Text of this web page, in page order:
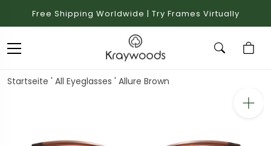
Free Shipping Worldwide | Try Frames Virtually
Startseite ' All Eyeglasses ' Allure Brown